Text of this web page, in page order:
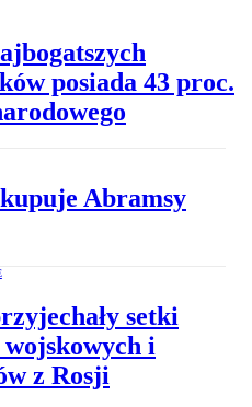
posiada 43 proc.
Abramsy
setki
i
z Rosji